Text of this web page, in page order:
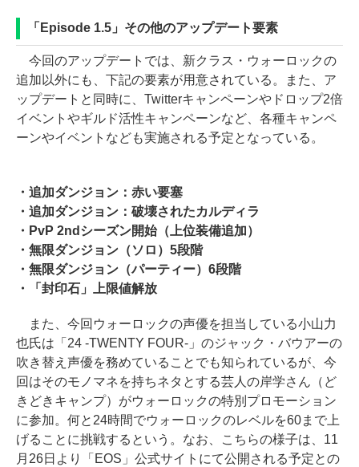
「Episode 1.5」その他のアップデート要素
今回のアップデートでは、新クラス・ウォーロックの
追加以外にも、下記の要素が用意されている。また、ア
ップデートと同時に、Twitterキャンペーンやドロップ2倍
イベントやギルド活性キャンペーンなど、各種キャンペ
ーンやイベントなども実施される予定となっている。
・追加ダンジョン：赤い要塞
・追加ダンジョン：破壊されたカルディラ
・PvP 2ndシーズン開始（上位装備追加）
・無限ダンジョン（ソロ）5段階
・無限ダンジョン（パーティー）6段階
・「封印石」上限値解放
また、今回ウォーロックの声優を担当している小山力
也氏は「24 -TWENTY FOUR-」のジャック・バウアーの
吹き替え声優を務めていることでも知られているが、今
回はそのモノマネを持ちネタとする芸人の岸学さん（ど
きどきキャンプ）がウォーロックの特別プロモーション
に参加。何と24時間でウォーロックのレベルを60まで上
げることに挑戦するという。なお、こちらの様子は、11
月26日より「EOS」公式サイトにて公開される予定との